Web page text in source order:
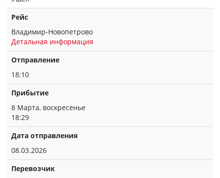
Рейс
Владимир-Новопетрово
Детальная информация
Отправление
18:10
Прибытие
8 Марта, воскресенье
18:29
Дата отправления
08.03.2026
Перевозчик